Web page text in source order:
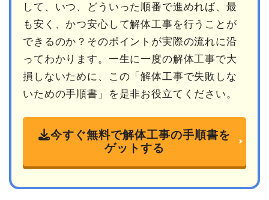
して、いつ、どういった順番で進めれば、最
も安く、かつ安心して解体工事を行うことが
できるのか？そのポイントが実際の流れに沿
ってわかります。一生に一度の解体工事で大
損しないために、この「解体工事で失敗しな
いための手順書」を是非お役立てください。
今すぐ無料で解体工事の手順書を
ゲットする